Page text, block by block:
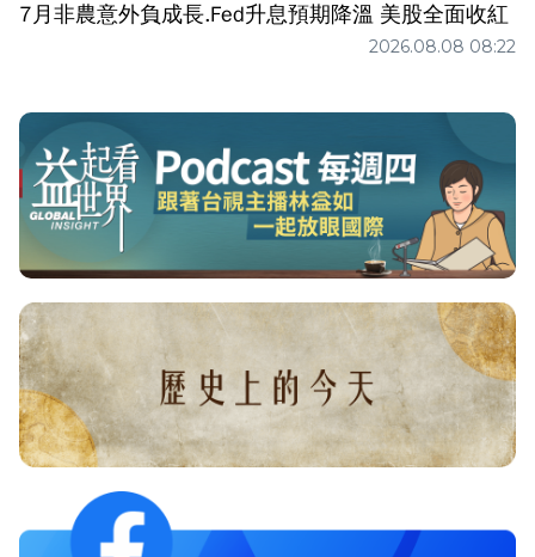
7月非農意外負成長.Fed升息預期降溫 美股全面收紅
2026.08.08 08:22